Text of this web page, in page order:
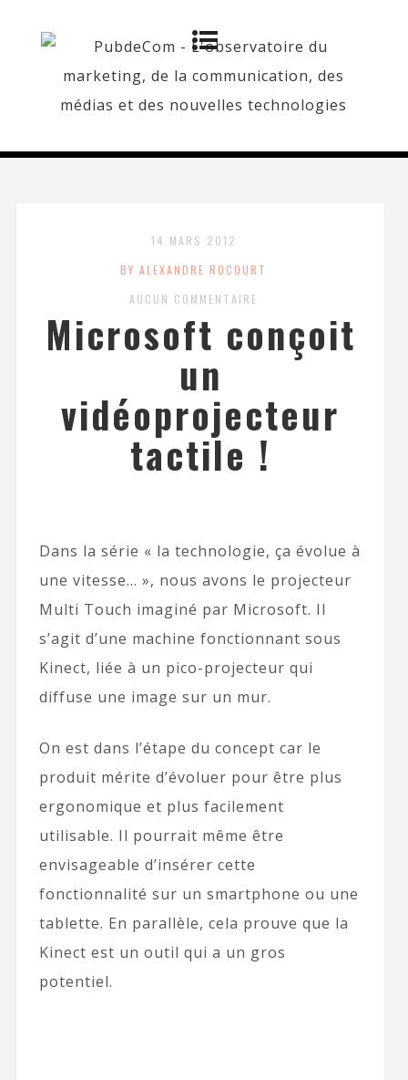
14 MARS 2012
BY ALEXANDRE ROCOURT
AUCUN COMMENTAIRE
Microsoft conçoit
un
vidéoprojecteur
tactile !
Dans la série « la technologie, ça évolue à
une vitesse… », nous avons le projecteur
Multi Touch imaginé par Microsoft. Il
s’agit d’une machine fonctionnant sous
Kinect, liée à un pico-projecteur qui
diffuse une image sur un mur.
On est dans l’étape du concept car le
produit mérite d’évoluer pour être plus
ergonomique et plus facilement
utilisable. Il pourrait même être
envisageable d’insérer cette
fonctionnalité sur un smartphone ou une
tablette. En parallèle, cela prouve que la
Kinect est un outil qui a un gros
potentiel.